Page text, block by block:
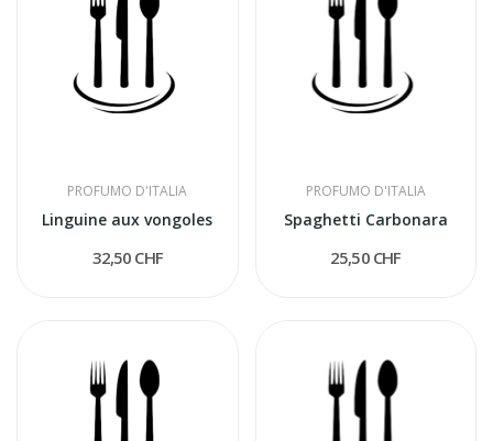
PROFUMO D'ITALIA
Linguine aux vongoles
32,50 CHF
PROFUMO D'ITALIA
Spaghetti Carbonara
25,50 CHF